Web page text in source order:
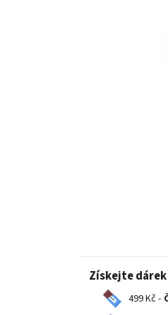
Získejte dárek
499 Kč -